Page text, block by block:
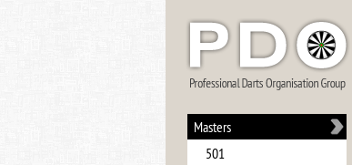
Masters
501